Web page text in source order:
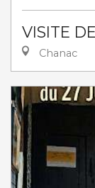
VISITE
Chanac